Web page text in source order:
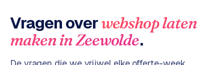
s
u
i
Vragen overwebshop laten
makeninZeewolde.